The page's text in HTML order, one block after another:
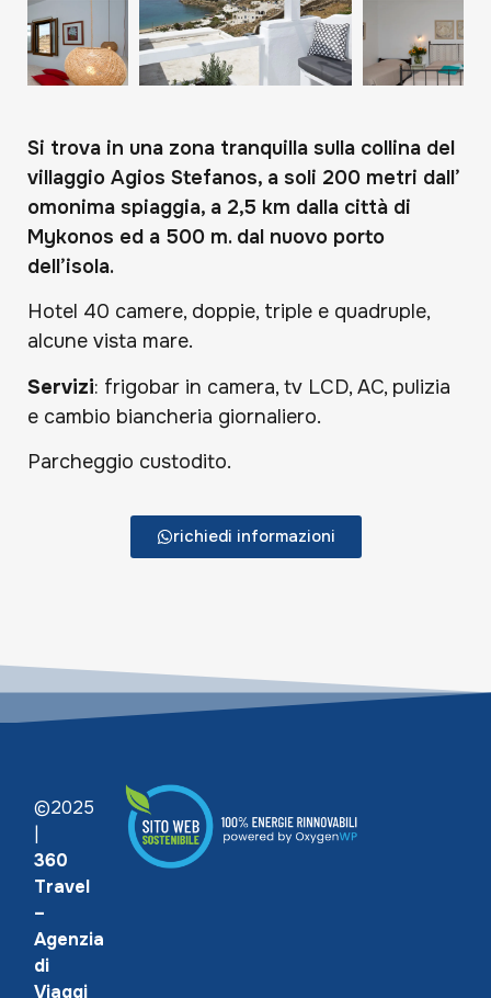
Si trova in una zona tranquilla sulla collina del
villaggio Agios Stefanos, a soli 200 metri dall’
omonima spiaggia, a 2,5 km dalla città di
Mykonos ed a 500 m. dal nuovo porto
dell’isola.
Hotel 40 camere, doppie, triple e quadruple,
alcune vista mare.
Servizi: frigobar in camera, tv LCD, AC, pulizia
e cambio biancheria giornaliero.
Parcheggio custodito.
richiedi informazioni
©2025
|
360
Travel
–
Agenzia
di
Viaggi